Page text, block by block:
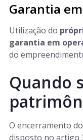
Garantia
Utilização do
garantia em
do
Quando
O encerramento
disposto no artigo